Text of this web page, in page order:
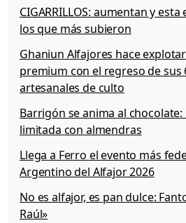
CIGARRILLOS: aumentan y
los que más subieron
Ghaniun Alfajores hace
premium con el regreso de sus
artesanales de culto
Barrigón se anima al
limitada con almendras
Llega a Ferro el evento más
Argentino del Alfajor 2026
No es alfajor, es pan dulce:
Raúl»